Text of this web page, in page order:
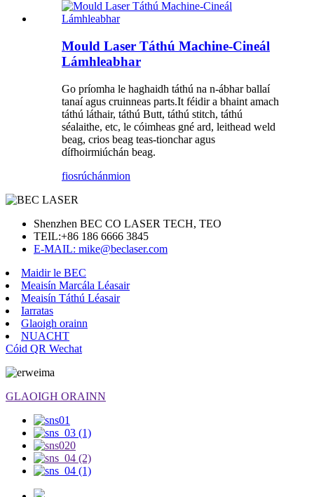
Mould Laser Táthú Machine-Cineál
Lámhleabhar
Go príomha le haghaidh táthú na n-ábhar ballaí
tanaí agus cruinneas parts.It féidir a bhaint amach
táthú láthair, táthú Butt, táthú stitch, táthú
séalaithe, etc, le cóimheas gné ard, leithead weld
beag, crios beag teas-tionchar agus
dífhoirmiúchán beag.
fiosrúchánmion
Shenzhen BEC CO LASER TECH, TEO
TEIL:+86 186 6666 3845
E-MAIL: mike@beclaser.com
Maidir le BEC
Meaisín Marcála Léasair
Meaisín Táthú Léasair
Iarratas
Glaoigh orainn
NUACHT
Cóid QR Wechat
GLAOIGH ORAINN